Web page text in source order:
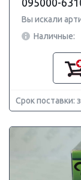
095000-
Вы искали
Наличные:
Срок поставки: